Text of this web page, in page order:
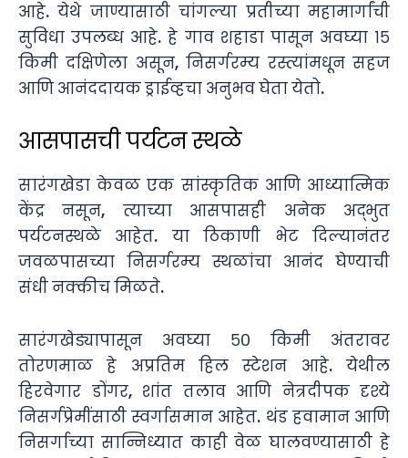
आहे. येथे जाण्यासाठी चांगल्या प्रतीच्या महामार्गांची
सुविधा उपलब्ध आहे. हे गाव शहाडा पासून अवघ्या १५
किमी दक्षिणेला असून, निसर्गरम्य रस्त्यांमधून सहज
आणि आनंददायक ड्राईव्हचा अनुभव घेता येतो.
आसपासची पर्यटन स्थळे
सारंगखेडा केवळ एक सांस्कृतिक आणि आध्यात्मिक
केंद्र नसून, त्याच्या आसपासही अनेक अद्भुत
पर्यटनस्थळे आहेत. या ठिकाणी भेट दिल्यानंतर
जवळपासच्या निसर्गरम्य स्थळांचा आनंद घेण्याची
संधी नक्कीच मिळते.
सारंगखेड्यापासून अवघ्या ५० किमी अंतरावर
तोरणमाळ हे अप्रतिम हिल स्टेशन आहे. येथील
हिरवेगार डोंगर, शांत तलाव आणि नेत्रदीपक दृश्ये
निसर्गप्रेमींसाठी स्वर्गासमान आहेत. थंड हवामान आणि
निसर्गाच्या सान्निध्यात काही वेळ घालवण्यासाठी हे